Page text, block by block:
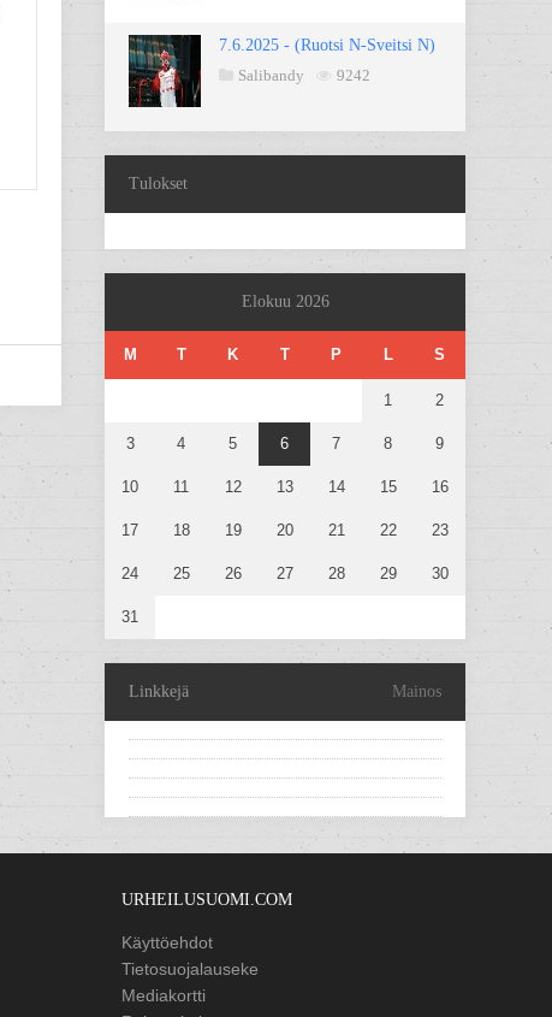
7.6.2025 - (Ruotsi N-Sveitsi N)
Salibandy
9242
Tulokset
Elokuu 2026
M T K T P L S
1 2
3 4 5 6 7 8 9
10 11 12 13 14 15 16
17 18 19 20 21 22 23
24 25 26 27 28 29 30
31
Linkkejä Mainos
URHEILUSUOMI.COM
Käyttöehdot
Tietosuojalauseke
Mediakortti